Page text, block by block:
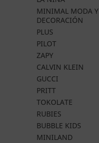
MINIMAL MODA Y
DECORACIÓN
PLUS
PILOT
ZAPY
CALVIN KLEIN
GUCCI
PRITT
TOKOLATE
RUBIES
BUBBLE KIDS
MINILAND